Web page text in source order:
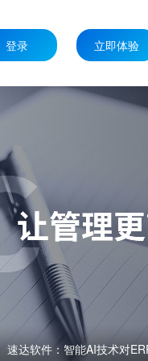
登录 立即体验
速达软件：智能AI技术对